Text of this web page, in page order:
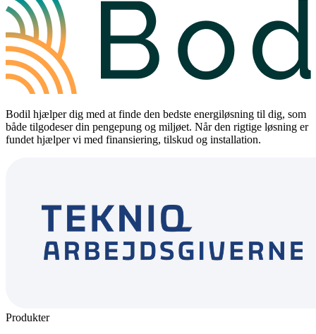
Bodil hjælper dig med at finde den bedste energiløsning til dig, som
både tilgodeser din pengepung og miljøet. Når den rigtige løsning er
fundet hjælper vi med finansiering, tilskud og installation.
Produkter